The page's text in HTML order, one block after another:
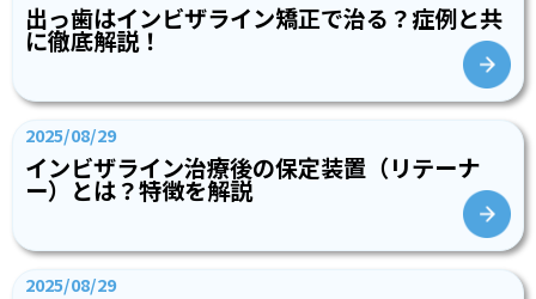
出っ歯はインビザライン矯正で治る？症例と共
に徹底解説！
2025/08/29
インビザライン治療後の保定装置（リテーナ
ー）とは？特徴を解説
2025/08/29